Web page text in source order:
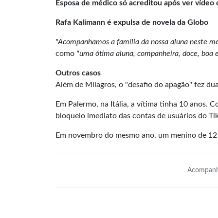
Esposa de médico só acreditou após ver
Rafa Kalimann é expulsa de novela da Globo
"Acompanhamos a família da nossa aluna neste
como "uma ótima aluna, companheira, doce, boa
Outros casos
Além de Milagros, o "desafio do apagão" fez
Em Palermo, na Itália, a vítima tinha 10 anos.
bloqueio imediato das contas de usuários do
Em novembro do mesmo ano, um menino de